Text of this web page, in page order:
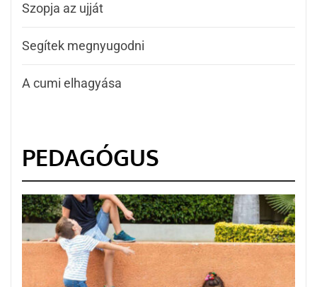
Szopja az ujját
Segítek megnyugodni
A cumi elhagyása
PEDAGÓGUS